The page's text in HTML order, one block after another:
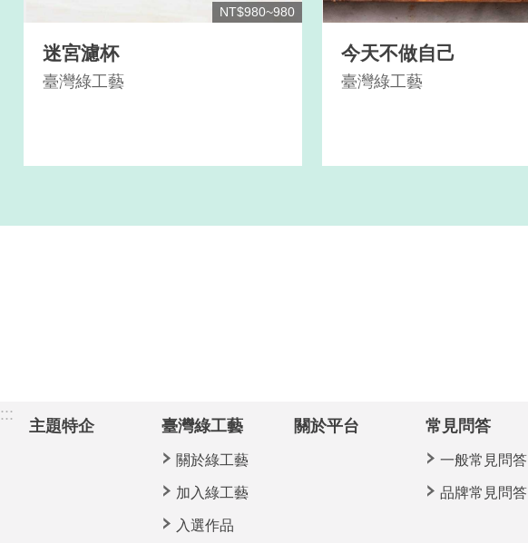
NT$980~980
迷宮濾杯
臺灣綠工藝
今天不做自己
臺灣綠工藝
:::
主題特企 臺灣綠工藝
關於綠工藝
加入綠工藝
入選作品
關於平台 常見問答
一般常見問答
品牌常見問答